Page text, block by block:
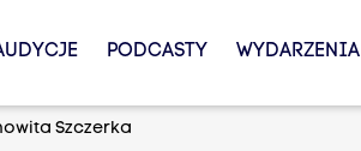
PODCASTY WYDARZENIA
Szczerka